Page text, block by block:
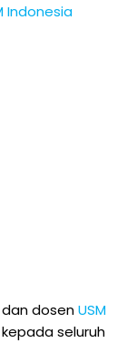
Indonesia
dosenUSM
seluruh